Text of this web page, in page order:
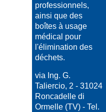
professionnels,
ainsi que des
boîtes à usage
médical pour
l'élimination des
déchets.
via Ing. G.
Taliercio, 2 - 31024
Roncadelle di
Ormelle (TV) - Tel.